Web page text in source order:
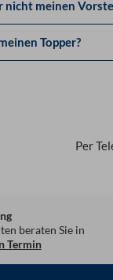
nicht meinen
Topper?
Per
beraten Sie in
Termin